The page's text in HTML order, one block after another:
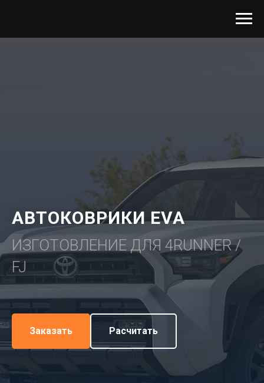
АВТОКОВРИКИ EVA
ИЗГОТОВЛЕНИЕ ДЛЯ 4RUNNER /
FJ
Заказать Расчитать